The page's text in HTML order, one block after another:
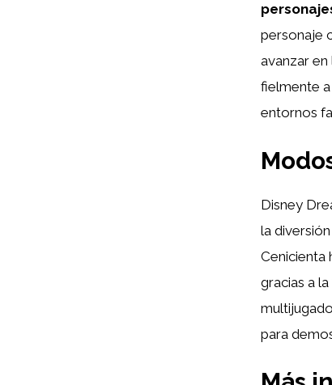
personaje
avanzar
fielmente
entornos
Disney
la
Cenicienta
gracias a
para